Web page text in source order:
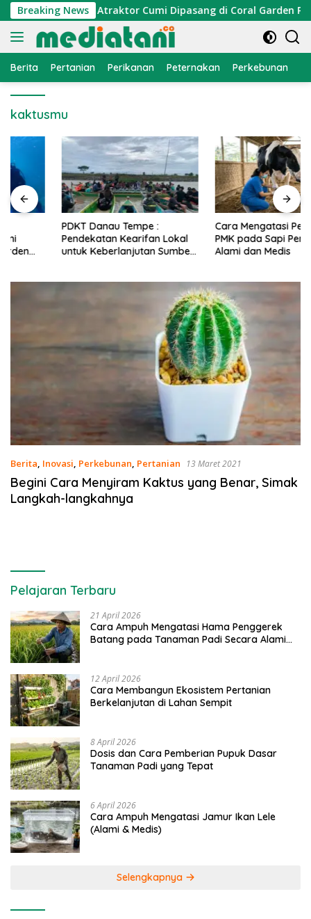
Langsung
ke
konten
Breaking News
Nelayan, Atraktor Cumi Dipasang di Coral Garden Pulau
Berita Pertanian Perikanan Peternakan Perkebunan
kaktusmu
PDKT Danau Tempe :
Pendekatan Kearifan Lokal
untuk Keberlanjutan Sumber
Cara Mengatasi Penyakit
PMK pada Sapi Perah Secara
Alami dan Medis
Berita, Inovasi, Perkebunan, Pertanian 13 Maret 2021
Begini Cara Menyiram Kaktus yang Benar, Simak
Langkah-langkahnya
Pelajaran Terbaru
21 April 2026
Cara Ampuh Mengatasi Hama Penggerek
Batang pada Tanaman Padi Secara Alami
12 April 2026
Cara Membangun Ekosistem Pertanian
Berkelanjutan di Lahan Sempit
8 April 2026
Dosis dan Cara Pemberian Pupuk Dasar
Tanaman Padi yang Tepat
6 April 2026
Cara Ampuh Mengatasi Jamur Ikan Lele
(Alami & Medis)
Selengkapnya